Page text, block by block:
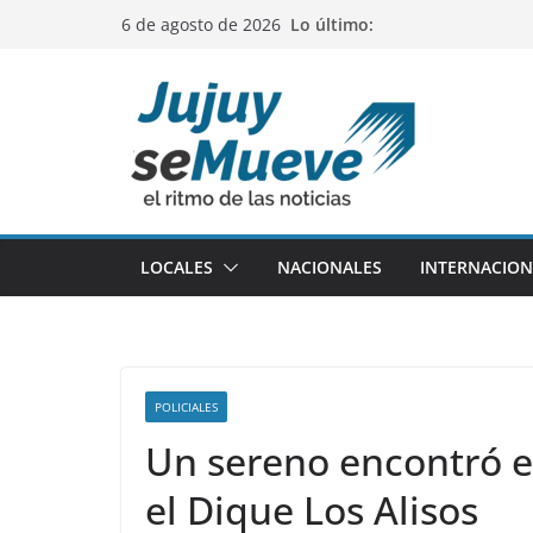
6 de agosto de 2026 Lo último:
LOCALES NACIONALES
POLICIALES
Un sereno encontró
el Dique Los Alisos